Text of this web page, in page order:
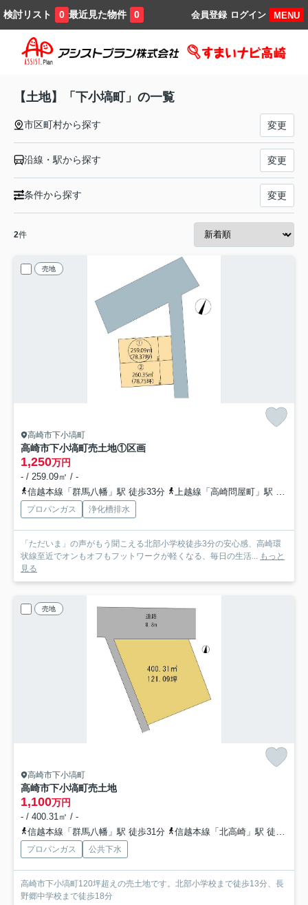
検討リスト 0 最近見た物件 0 MENU
ログイン
会員登録
【土地】「下小塙町」の一覧
市区町村から探す 変更
沿線・駅から探す 変更
条件から探す 変更
2件
売地
高崎市下小塙町
高崎市下小塙町売土地①区画
1,250万円
- / 259.09㎡ / -
信越本線「群馬八幡」駅 徒歩33分
上越線「高崎問屋町」駅 徒歩56分
プロパンガス 浄化槽排水
「ただいま」の声がもう聞こえる北部小学校徒歩3分の安心感、高崎環
状線至近でオンもオフもフットワークが軽くなる、毎日の生活...
もっと
見る
売地
高崎市下小塙町
高崎市下小塙町売土地
1,100万円
- / 400.31㎡ / -
信越本線「群馬八幡」駅 徒歩31分
信越本線「北高崎」駅 徒歩47分
プロパンガス 公共下水
高崎市下小塙町120坪超えの売土地です。北部小学校まで徒歩13分、長
野郷中学校まで徒歩18分